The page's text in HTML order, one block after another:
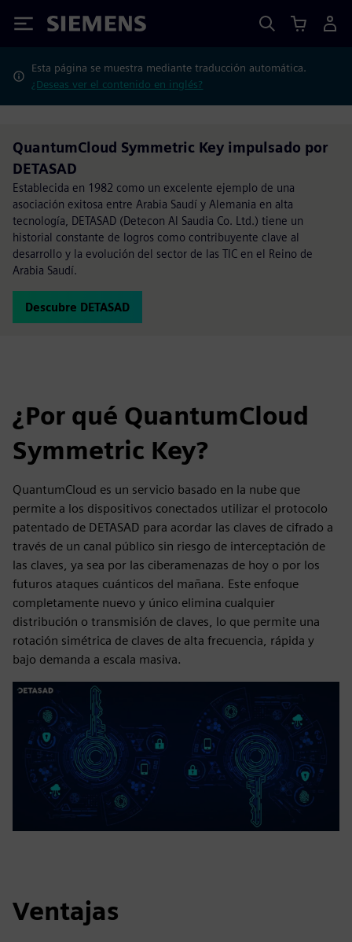
Siemens
Esta página se muestra mediante traducción automática.
¿Deseas ver el contenido en inglés?
QuantumCloud Symmetric Key impulsado por
DETASAD
Establecida en 1982 como un excelente ejemplo de una
asociación exitosa entre Arabia Saudí y Alemania en alta
tecnología, DETASAD (Detecon Al Saudia Co. Ltd.) tiene un
historial constante de logros como contribuyente clave al
desarrollo y la evolución del sector de las TIC en el Reino de
Arabia Saudí.
Descubre DETASAD
¿Por qué QuantumCloud
Symmetric Key?
QuantumCloud es un servicio basado en la nube que
permite a los dispositivos conectados utilizar el protocolo
patentado de DETASAD para acordar las claves de cifrado a
través de un canal público sin riesgo de interceptación de
las claves, ya sea por las ciberamenazas de hoy o por los
futuros ataques cuánticos del mañana. Este enfoque
completamente nuevo y único elimina cualquier
distribución o transmisión de claves, lo que permite una
rotación simétrica de claves de alta frecuencia, rápida y
bajo demanda a escala masiva.
Ventajas